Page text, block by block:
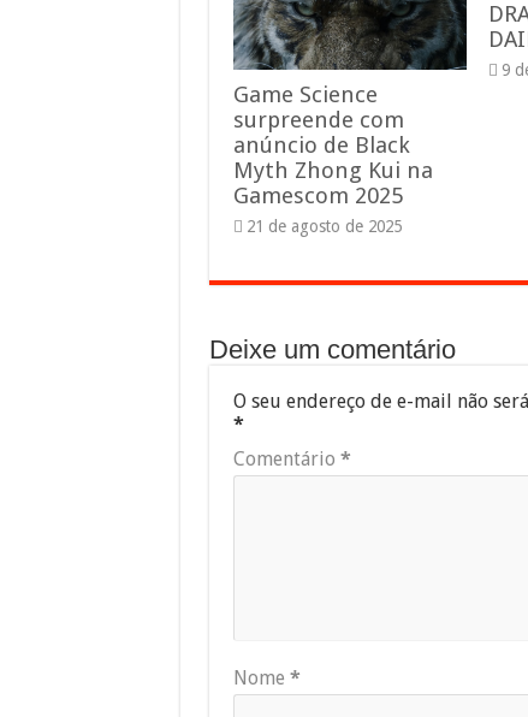
Game Science
surpreende com
anúncio de Black
Myth Zhong Kui na
Gamescom 2025
21 de agosto de 2025
9
Deixe um comentário
O seu endereço de e-mail não
*
Comentário *
Nome *